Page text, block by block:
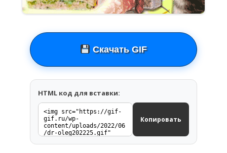
Скачать GIF
HTML код для вставки:
Копировать